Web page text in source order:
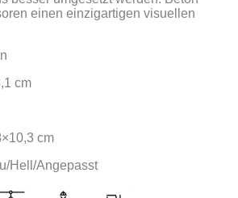
einen einzigartigen visuellen
cm
cm
Hell/Angepasst